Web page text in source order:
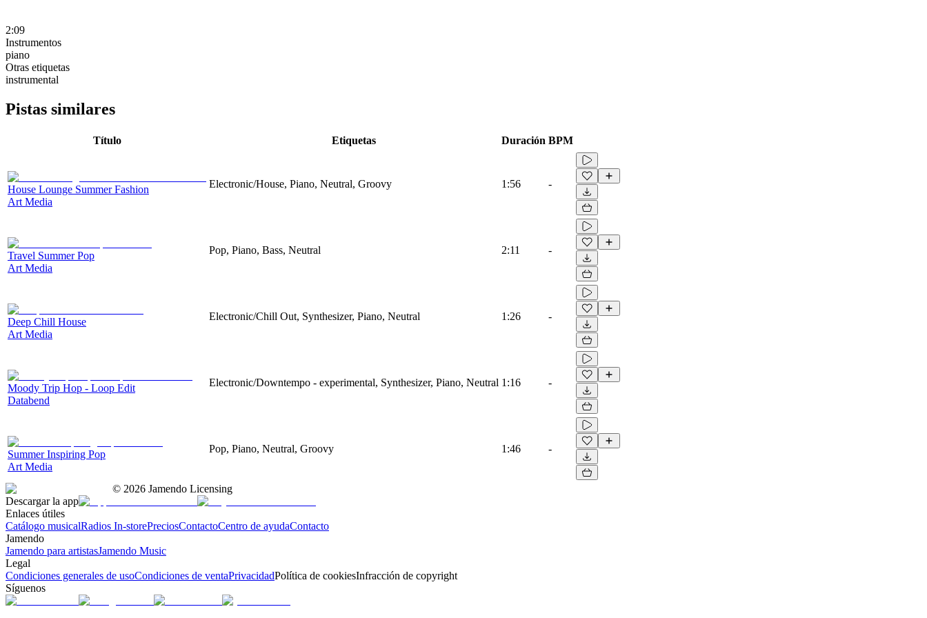
2:09
Instrumentos
piano
Otras etiquetas
instrumental
Pistas similares
Título Etiquetas Duración BPM
House Lounge Summer Fashion
Art Media
Electronic/House, Piano, Neutral, Groovy 1:56 -
Travel Summer Pop
Art Media
Pop, Piano, Bass, Neutral 2:11 -
Deep Chill House
Art Media
Electronic/Chill Out, Synthesizer, Piano, Neutral 1:26 -
Moody Trip Hop - Loop Edit
Databend
Electronic/Downtempo - experimental, Synthesizer, Piano, Neutral 1:16 -
Summer Inspiring Pop
Art Media
Pop, Piano, Neutral, Groovy 1:46 -
© 2026 Jamendo Licensing
Descargar la app
Enlaces útiles
Catálogo musicalRadios In-storePreciosContactoCentro de ayudaContacto
Jamendo
Jamendo para artistasJamendo Music
Legal
Condiciones generales de usoCondiciones de ventaPrivacidadPolítica de cookiesInfracción de copyright
Síguenos